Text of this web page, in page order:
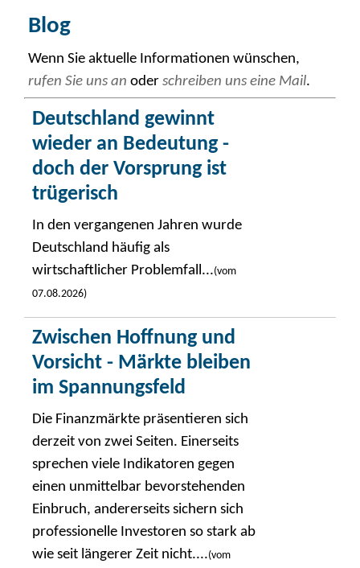
Blog
Wenn Sie aktuelle Informationen wünschen,
rufen Sie uns an oder schreiben uns eine Mail.
Deutschland gewinnt
wieder an Bedeutung -
doch der Vorsprung ist
trügerisch
In den vergangenen Jahren wurde
Deutschland häufig als
wirtschaftlicher Problemfall...(vom
07.08.2026)
Zwischen Hoffnung und
Vorsicht - Märkte bleiben
im Spannungsfeld
Die Finanzmärkte präsentieren sich
derzeit von zwei Seiten. Einerseits
sprechen viele Indikatoren gegen
einen unmittelbar bevorstehenden
Einbruch, andererseits sichern sich
professionelle Investoren so stark ab
wie seit längerer Zeit nicht....(vom